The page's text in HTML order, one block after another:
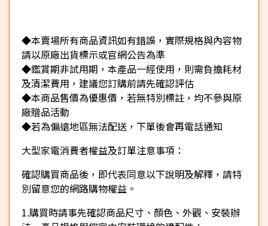
◆本賣場所有商品資訊如有錯誤，實際規格與內容物
請以原廠出貨標示或官網公告為準
◆鑑賞期非試用期，本產品一經使用，則需負擔耗材
及清潔費用，建議您訂購前請先確認評估
◆本商品售價為優惠價，若無特別標註，均不參與原
廠贈品活動
◆若為偏遠地區無法配送，下單後會再電話通知
大型家電消費者權益及訂單注意事項：
確認購買商品後，即代表同意以下說明及解釋，請特
別留意您的網路購物權益。
1.購買時請事先確認商品尺寸、顏色、外觀、安裝辦